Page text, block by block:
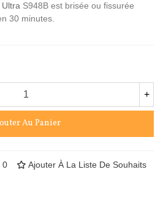
Ultra S948B est brisée ou fissurée
30 minutes.
+
Au Panier
0 Ajouter À La Liste De Souhaits